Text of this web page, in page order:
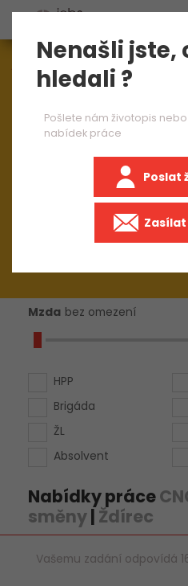
Aktuálně1545
Mzda bez omezení
HPP
Brigáda
ŽL
Absolvent
Nabídky práce
směny| Ždírec
Vašemu zadání odpovídá
Nenašli jste,
hledali ?
Pošlete nám životopis
nabídek práce
Poslat